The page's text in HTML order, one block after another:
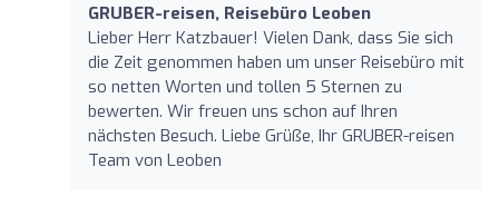
GRUBER-reisen, Reisebüro Leoben
Lieber Herr Katzbauer! Vielen Dank, dass Sie sich
die Zeit genommen haben um unser Reisebüro mit
so netten Worten und tollen 5 Sternen zu
bewerten. Wir freuen uns schon auf Ihren
nächsten Besuch. Liebe Grüße, Ihr GRUBER-reisen
Team von Leoben